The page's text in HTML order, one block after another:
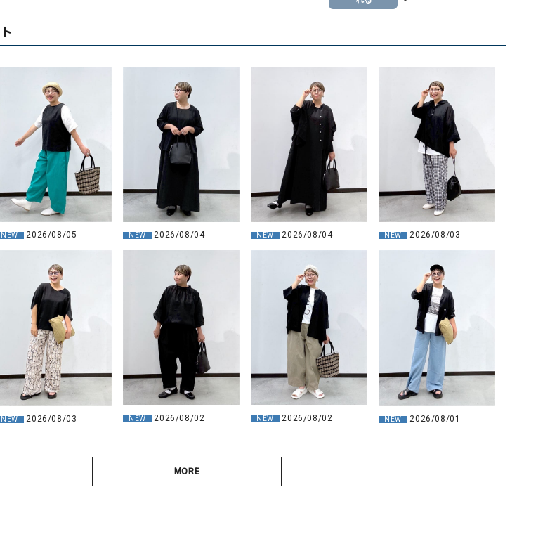
NEW 2026/08/05 NEW 2026/08/04 NEW 2026/08/04 NEW 2026/08/03
NEW 2026/08/03 NEW 2026/08/02 NEW 2026/08/02 NEW 2026/08/01
MORE